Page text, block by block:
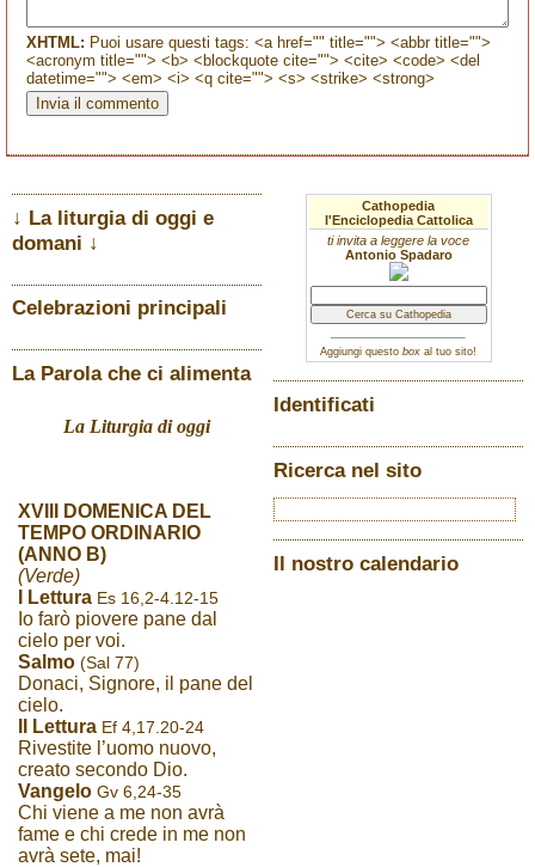
XHTML: Puoi usare questi tags: <a href="" title=""> <abbr title="">
<acronym title=""> <b> <blockquote cite=""> <cite> <code> <del
datetime=""> <em> <i> <q cite=""> <s> <strike> <strong>
↓ La liturgia di oggi e
domani ↓
Celebrazioni principali
La Parola che ci alimenta
La Liturgia di oggi
XVIII DOMENICA DEL
TEMPO ORDINARIO
(ANNO B)
(Verde)
I Lettura Es 16,2-4.12-15
Io farò piovere pane dal
cielo per voi.
Salmo (Sal 77)
Donaci, Signore, il pane del
cielo.
II Lettura Ef 4,17.20-24
Rivestite l’uomo nuovo,
creato secondo Dio.
Vangelo Gv 6,24-35
Chi viene a me non avrà
fame e chi crede in me non
avrà sete, mai!
Cathopedia
l'Enciclopedia Cattolica
ti invita a leggere la voce
Antonio Spadaro
Aggiungi questo box al tuo sito!
Identificati
Ricerca nel sito
Il nostro calendario